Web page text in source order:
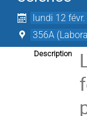
lundi 12
356A
Description